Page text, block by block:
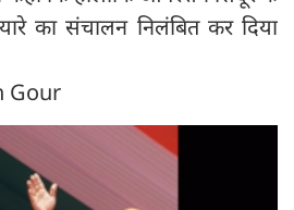
का संचालन निलंबित कर दिया
Gour